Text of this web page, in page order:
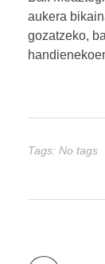
aukera
gozatzeko,
Tags: No tags